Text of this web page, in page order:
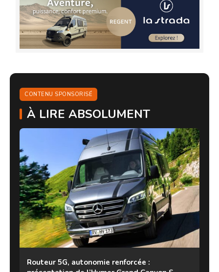
CONTENU SPONSORISÉ
À LIRE ABSOLUMENT
Routeur 5G, autonomie renforcée :